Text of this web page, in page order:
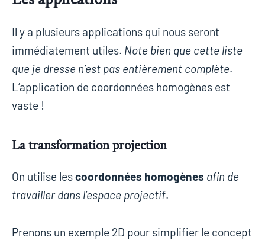
Il y a plusieurs applications qui nous seront
immédiatement utiles. Note bien que cette liste
que je dresse n’est pas entièrement complète.
L’application de coordonnées homogènes est
vaste !
La transformation projection
On utilise lescoordonnées homogènes afin de
travailler dans l’espace projectif.
Prenons un exemple 2D pour simplifier le concept